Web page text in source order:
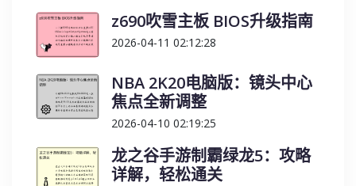
z690吹雪主板 BIOS升级指南
2026-04-11 02:12:28
NBA 2K20电脑版：镜头中心
焦点全新调整
2026-04-10 02:19:25
龙之谷手游制霸绿龙5：攻略
详解，轻松通关